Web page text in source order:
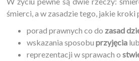
śmierci, a w zasadzie tego, jakie kroki
porad prawnych co do zasad
wskazania sposobuprzyjęcia
reprezentacji w sprawach o